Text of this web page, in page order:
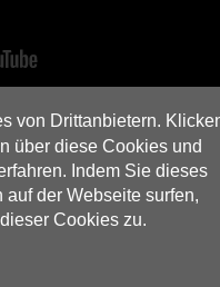
von Drittanbietern.
über diese Cookies und
Indem Sie dieses
der Webseite surfen,
Cookies zu.